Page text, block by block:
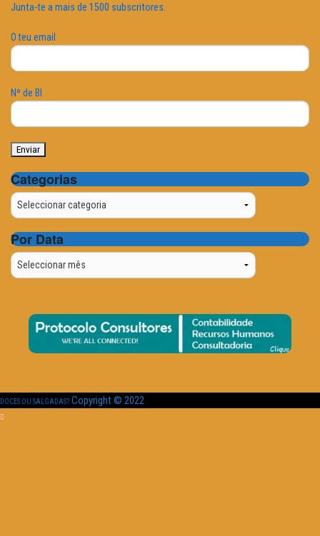
Junta-te a mais de 1500 subscritores.
O teu email
Nº de BI
Categorias
Categorias
Por Data
Por
Data
DOCES OU SALGADAS? Copyright © 2022